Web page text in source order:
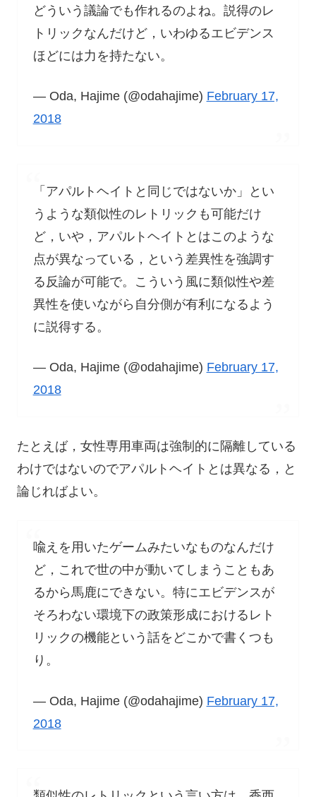
どういう議論でも作れるのよね。説得のレ
トリックなんだけど，いわゆるエビデンス
ほどには力を持たない。
— Oda, Hajime (@odahajime) February 17,
2018
「アパルトヘイトと同じではないか」とい
うような類似性のレトリックも可能だけ
ど，いや，アパルトヘイトとはこのような
点が異なっている，という差異性を強調す
る反論が可能で。こういう風に類似性や差
異性を使いながら自分側が有利になるよう
に説得する。
— Oda, Hajime (@odahajime) February 17,
2018
たとえば，女性専用車両は強制的に隔離している
わけではないのでアパルトヘイトとは異なる，と
論じればよい。
喩えを用いたゲームみたいなものなんだけ
ど，これで世の中が動いてしまうこともあ
るから馬鹿にできない。特にエビデンスが
そろわない環境下の政策形成におけるレト
リックの機能という話をどこかで書くつも
り。
— Oda, Hajime (@odahajime) February 17,
2018